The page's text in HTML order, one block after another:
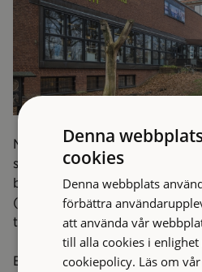
Naturhistoriska museet i
samband med
bakom det nationalromantiska
(1872–1936). Han utformade
tankarna till en medeltida
En av de största attraktionerna
Denna
cookies
Denna webbplats
förbättra
att använda vår
till alla cookies i
cookiepolicy. Läs om